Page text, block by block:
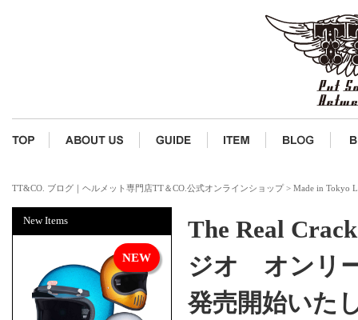
TT&CO. ブログ｜ヘルメット専門店TT＆CO.公式オンラインショップ> Made in Tokyo
New Items
The Real
ジオ オンリ
発売開始いた